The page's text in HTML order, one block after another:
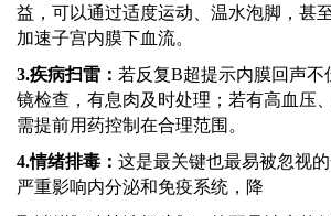
益，可以通过适度运动、温水泡脚，甚
加速子宫内膜下血流。
3.疾病扫雷： 若反复B超提示内膜回声不
镜检查，有息肉及时处理；若有高血压
需提前用药控制在合理范围。
4.情绪排毒： 这是最关键也最易被忽视
严重影响内分泌和免疫系统，降